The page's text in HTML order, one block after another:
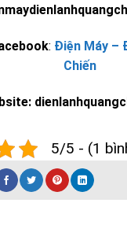
: Điện Máy –
Chiến
5/5 - (1